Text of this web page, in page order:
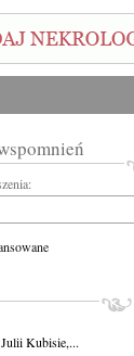
Kubisie,...